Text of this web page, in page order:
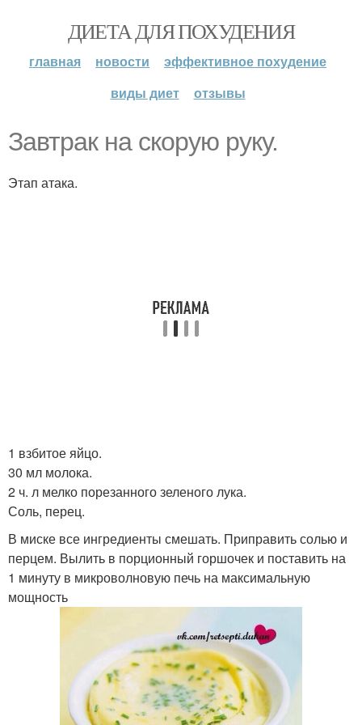
ДИЕТА ДЛЯ ПОХУДЕНИЯ
главная новости
эффективное похудение
виды диет
отзывы
Завтрак на скорую руку.
Этап атака.
1 взбитое яйцо.
30 мл молока.
2 ч. л мелко порезанного зеленого лука.
Соль, перец.
В миске все ингредиенты смешать. Приправить солью и
перцем. Вылить в порционный горшочек и поставить на
1 минуту в микроволновую печь на максимальную
мощность